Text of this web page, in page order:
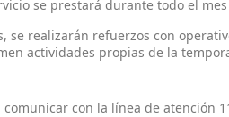
se prestará durante todo el
se realizarán refuerzos con
actividades propias de la
con la línea de atención